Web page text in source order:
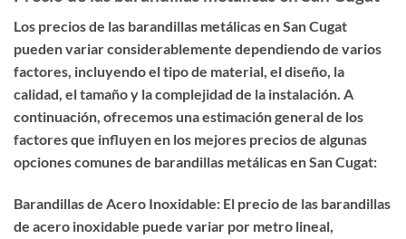
Los precios de las barandillas metálicas en San Cugat
pueden variar considerablemente dependiendo de varios
factores, incluyendo el tipo de material, el diseño, la
calidad, el tamaño y la complejidad de la instalación. A
continuación, ofrecemos una estimación general de los
factores que influyen en los mejores precios de algunas
opciones comunes de barandillas metálicas en San Cugat:
Barandillas de Acero Inoxidable: El precio de las barandillas
de acero inoxidable puede variar por metro lineal,